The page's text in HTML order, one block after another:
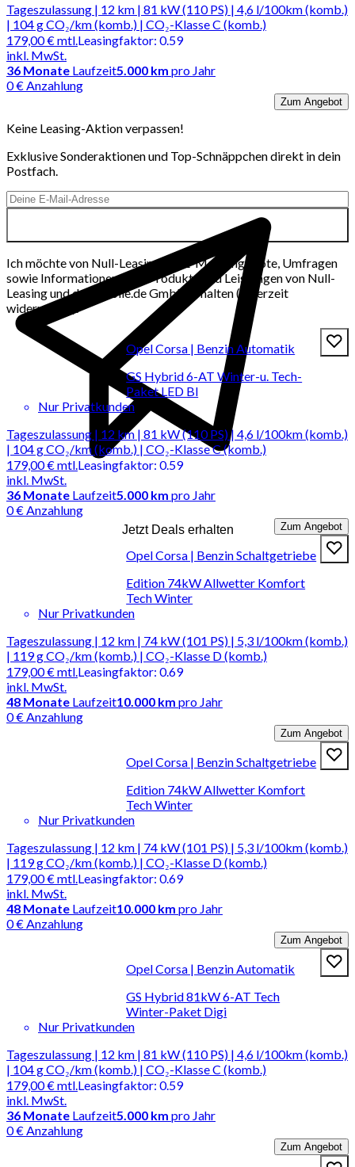
Tageszulassung | 12 km | 81 kW (110 PS) | 4,6 l/100km (komb.)
| 104 g CO₂/km (komb.) | CO₂-Klasse C (komb.)
179,00 €mtl.
inkl. MwSt.
Leasingfaktor: 0.59
36 Monate Laufzeit5.000 km pro Jahr
0 € Anzahlung
Zum Angebot
Keine Leasing-Aktion verpassen!
Exklusive Sonderaktionen und Top-Schnäppchen direkt in dein
Postfach.
Jetzt Deals erhalten
Ich möchte von Null-Leasing per E-Mail Angebote, Umfragen
sowie Informationen über Produkte und Leistungen von Null-
Leasing und der mobile.de GmbH erhalten (jederzeit
widerrufbar).
Opel Corsa | Benzin Automatik
GS Hybrid 6-AT Winter-u. Tech-
Paket LED Bl
Nur Privatkunden
Tageszulassung | 12 km | 81 kW (110 PS) | 4,6 l/100km (komb.)
| 104 g CO₂/km (komb.) | CO₂-Klasse C (komb.)
179,00 €mtl.
inkl. MwSt.
Leasingfaktor: 0.59
36 Monate Laufzeit5.000 km pro Jahr
0 € Anzahlung
Zum Angebot
Opel Corsa | Benzin Schaltgetriebe
Edition 74kW Allwetter Komfort
Tech Winter
Nur Privatkunden
Tageszulassung | 12 km | 74 kW (101 PS) | 5,3 l/100km (komb.)
| 119 g CO₂/km (komb.) | CO₂-Klasse D (komb.)
179,00 €mtl.
inkl. MwSt.
Leasingfaktor: 0.69
48 Monate Laufzeit10.000 km pro Jahr
0 € Anzahlung
Zum Angebot
Opel Corsa | Benzin Schaltgetriebe
Edition 74kW Allwetter Komfort
Tech Winter
Nur Privatkunden
Tageszulassung | 12 km | 74 kW (101 PS) | 5,3 l/100km (komb.)
| 119 g CO₂/km (komb.) | CO₂-Klasse D (komb.)
179,00 €mtl.
inkl. MwSt.
Leasingfaktor: 0.69
48 Monate Laufzeit10.000 km pro Jahr
0 € Anzahlung
Zum Angebot
Opel Corsa | Benzin Automatik
GS Hybrid 81kW 6-AT Tech
Winter-Paket Digi
Nur Privatkunden
Tageszulassung | 12 km | 81 kW (110 PS) | 4,6 l/100km (komb.)
| 104 g CO₂/km (komb.) | CO₂-Klasse C (komb.)
179,00 €mtl.
inkl. MwSt.
Leasingfaktor: 0.59
36 Monate Laufzeit5.000 km pro Jahr
0 € Anzahlung
Zum Angebot